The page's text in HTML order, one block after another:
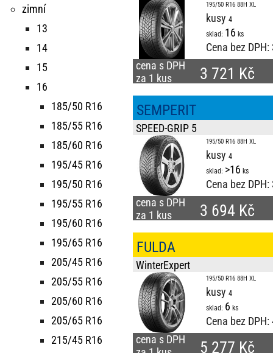
195/50 R16 88H XL
kusy
sklad: 16 ks
Cena bez DPH:
cena s DPH
za 1 kus
3 721 Kč
SEMPERIT
SPEED-GRIP 5
195/50 R16 88H XL
kusy
sklad: >16 ks
Cena bez DPH:
cena s DPH
za 1 kus
3 694 Kč
FULDA
WinterExpert
195/50 R16 88H XL
kusy
sklad: 6 ks
Cena bez DPH:
cena s DPH
5 277 Kč
zimní
13
14
15
16
185/50 R16
185/55 R16
185/60 R16
195/45 R16
195/50 R16
195/55 R16
195/60 R16
195/65 R16
205/45 R16
205/55 R16
205/60 R16
205/65 R16
215/45 R16